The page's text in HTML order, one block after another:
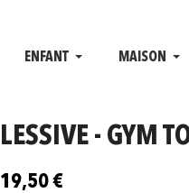
ENFANT MAISON
LESSIVE - GYM
19,50 €